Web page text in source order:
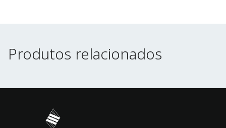
Produtos relacionados
Produtos relacionados